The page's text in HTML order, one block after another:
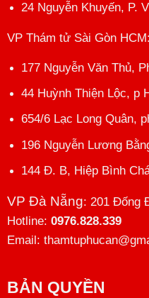
24 Nguyễn Khuyến, P.
VP Thám tử Sài Gòn HCM:
177 Nguyễn Văn Thủ,
44 Huỳnh Thiện Lộc, p
654/6 Lạc Long Quân,
196 Nguyễn Lương
144 Đ. B, Hiệp Bình
VP Đà Nẵng: 201 Đống
Hotline: 0976.828.339
Email:
BẢN QUYỀN